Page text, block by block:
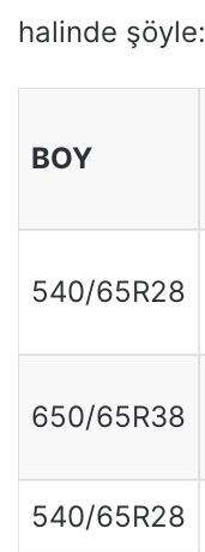
halinde şöyle:
BOY
540/65R28
650/65R38
540/65R28